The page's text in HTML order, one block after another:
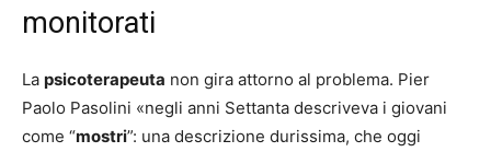
monitorati
La psicoterapeuta non gira attorno al problema. Pier
Paolo Pasolini «negli anni Settanta descriveva i giovani
come “mostri”: una descrizione durissima, che oggi